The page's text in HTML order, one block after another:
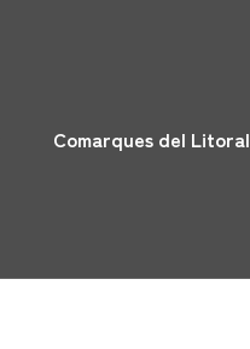
Comarques del Litoral